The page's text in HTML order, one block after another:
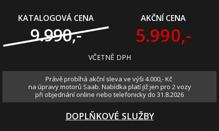
KATALOGOVÁ CENA
9.990,-
AKČNÍ CENA
5.990,-
VČETNĚ DPH
Právě probíhá akční sleva ve výši 4.000,- Kč
na úpravy motorů Saab. Nabídka platí již jen pro 2 vozy
při objednání online nebo telefonicky do 31.8.2026
DOPLŇKOVÉ SLUŽBY